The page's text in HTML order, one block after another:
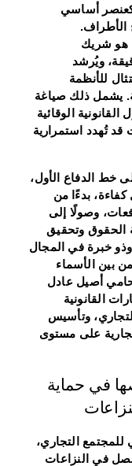
كعنصر أساسي
الأطراف.
هو شريك
ويُرشد
للأنظمة
يشمل ذلك صياغة
القانونية الوقائية
تُهدد استمرارية
خط الدفاع الأول،
كفاءة، بدءًا من
وصولًا إلى
الحقوق وتحقيق
وذو خبرة في المجال
بين الأسماء
أصيل عادل
القانونية
وتأسيس
على مستوى
في حماية
للمجتمع التجاري،
في النزاعات